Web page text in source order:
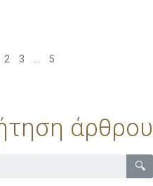
2 3 5
άρθρου
🔍